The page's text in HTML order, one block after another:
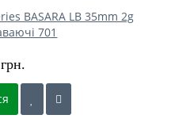
BASARA LB 35mm 2g
701